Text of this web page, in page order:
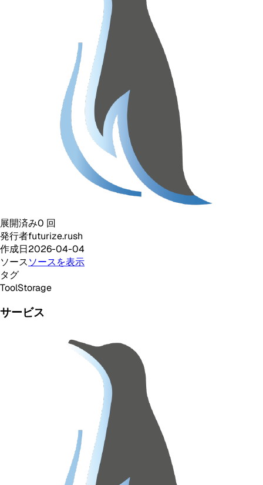
展開済み0 回
発行者futurize.rush
作成日2026-04-04
ソースソースを表示
タグ
ToolStorage
サービス